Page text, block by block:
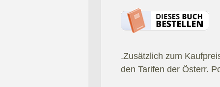
.Zusätzlich zum
den Tarifen der Österr.